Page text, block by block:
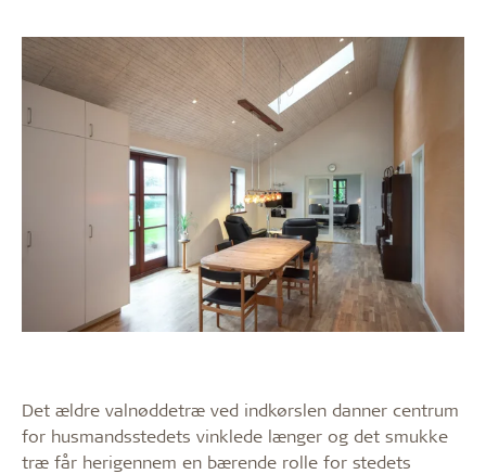
Det ældre valnøddetræ ved indkørslen danner centrum
for husmandsstedets vinklede længer og det smukke
træ får herigennem en bærende rolle for stedets